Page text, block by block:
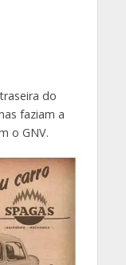
do
faziam a
o GNV.